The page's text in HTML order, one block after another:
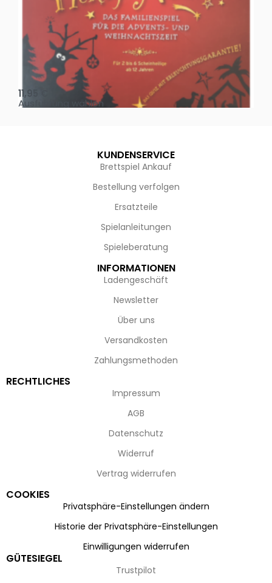
Oh, heilige Nacht!
11,95
Ausführung wählen
KUNDENSERVICE
Brettspiel Ankauf
Bestellung verfolgen
Ersatzteile
Spielanleitungen
Spieleberatung
INFORMATIONEN
Ladengeschäft
Newsletter
Über uns
Versandkosten
Zahlungsmethoden
RECHTLICHES
Impressum
AGB
Datenschutz
Widerruf
Vertrag widerrufen
COOKIES
Privatsphäre-Einstellungen ändern
Historie der Privatsphäre-Einstellungen
Einwilligungen widerrufen
GÜTESIEGEL
Trustpilot